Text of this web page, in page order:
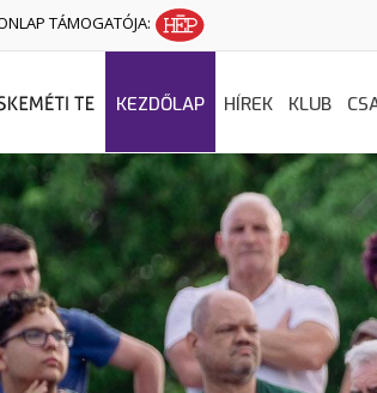
TÁMOGATÓJA:
KEZDŐLAP HÍREK KLUB